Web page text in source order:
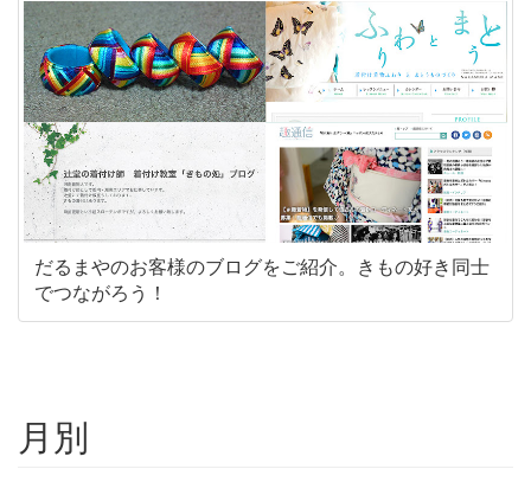
だるまやのお客様のブログをご紹介。きもの好き同士
でつながろう！
月別